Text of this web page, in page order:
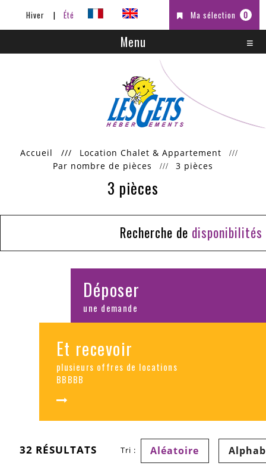
Hiver Été Ma sélection 0
Menu
Accueil ///
Location Chalet & Appartement
Par nombre de pièces
3 pièces
3 pièces
Recherche de disponibilités
Déposer
une demande
Et recevoir
plusieurs offres de locations
BBBBB
32 RÉSULTATS Tri : Aléatoire